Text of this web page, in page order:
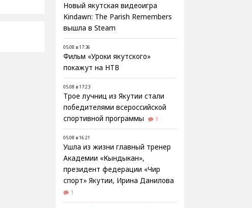
Новый якутская видеоигра
Kindawn: The Parish Remembers
вышла в Steam
05.08 в 17:36
Фильм «Уроки якутского»
покажут на НТВ
05.08 в 17:23
Трое лучниц из Якутии стали
победителями всероссийской
спортивной программы
1
05.08 в 16:21
Ушла из жизни главный тренер
Академии «Кындыкан»,
президент федерации «Чир
спорт» Якутии, Ирина Данилова
1